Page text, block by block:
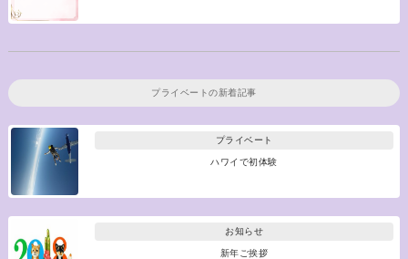
プライベートの新着記事
プライベート
ハワイで初体験
お知らせ
新年ご挨拶